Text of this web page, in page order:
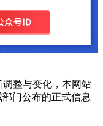
整与变化，本网站
门公布的正式信息